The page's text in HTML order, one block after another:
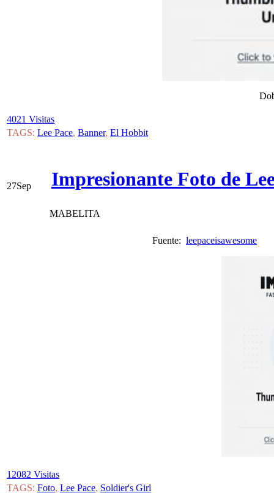
4021 Visitas
TAGS: Lee Pace, Banner, El Hobbit
27Sep Impresionante Foto de
MABELITA
Fuente: leepaceisawesome
12082 Visitas
TAGS: Foto, Lee Pace, Soldier's Girl